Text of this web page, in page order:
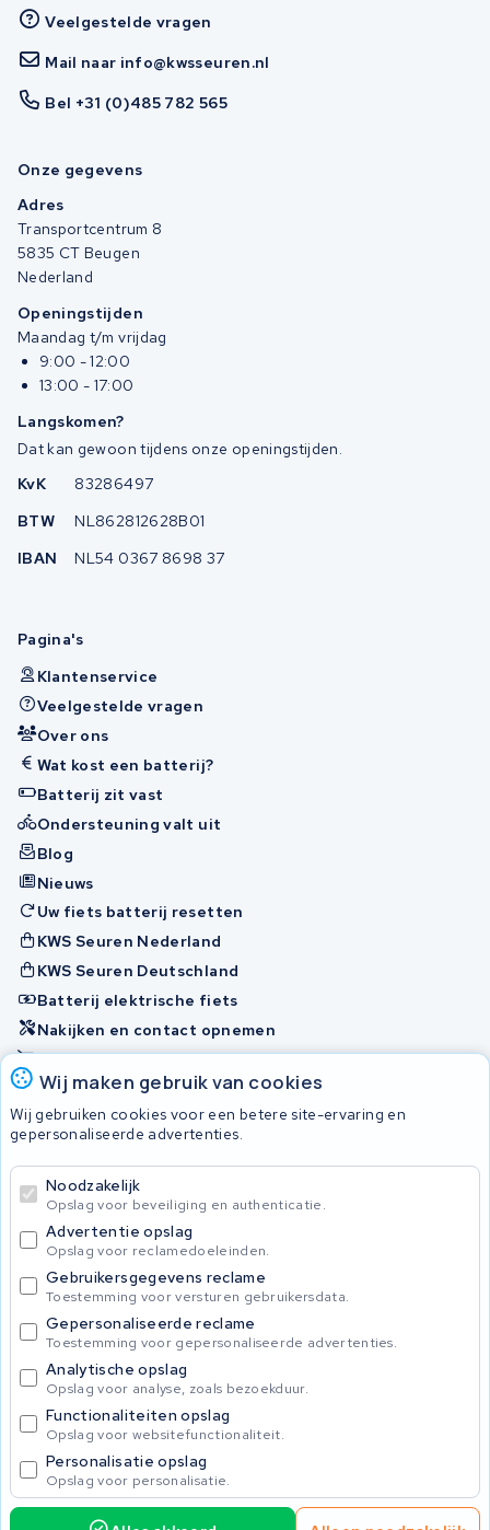
Wij maken gebruik van cookies
Wij gebruiken cookies voor een betere site-ervaring en
gepersonaliseerde advertenties.
Noodzakelijk
Opslag voor beveiliging en authenticatie.
Advertentie opslag
Opslag voor reclamedoeleinden.
Gebruikersgegevens reclame
Toestemming voor versturen gebruikersdata.
Gepersonaliseerde reclame
Toestemming voor gepersonaliseerde advertenties.
Analytische opslag
Opslag voor analyse, zoals bezoekduur.
Functionaliteiten opslag
Opslag voor websitefunctionaliteit.
Personalisatie opslag
Opslag voor personalisatie.
Veelgestelde vragen
Mail naar info@kwsseuren.nl
Bel +31 (0)485 782 565
Onze gegevens
Adres
Transportcentrum 8
5835 CT Beugen
Nederland
Openingstijden
Maandag t/m vrijdag
9:00 - 12:00
13:00 - 17:00
Langskomen?
Dat kan gewoon tijdens onze openingstijden.
KvK
83286497
BTW
NL862812628B01
IBAN
NL54 0367 8698 37
Pagina's
Klantenservice
Veelgestelde vragen
Over ons
Wat kost een batterij?
Batterij zit vast
Ondersteuning valt uit
Blog
Nieuws
Uw fiets batterij resetten
KWS Seuren Nederland
KWS Seuren Deutschland
Batterij elektrische fiets
Nakijken en contact opnemen
Onherstelbaar
Accu's
© 2026 KWS Seuren
Algemene voorwaarden
Privacy Policy